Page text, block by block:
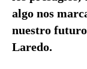
algo nos
nuestro
Laredo.